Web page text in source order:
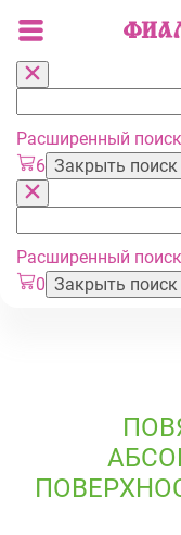
Расширенный поиск
6 Закрыть поиск
Расширенный поиск
0 Закрыть поиск